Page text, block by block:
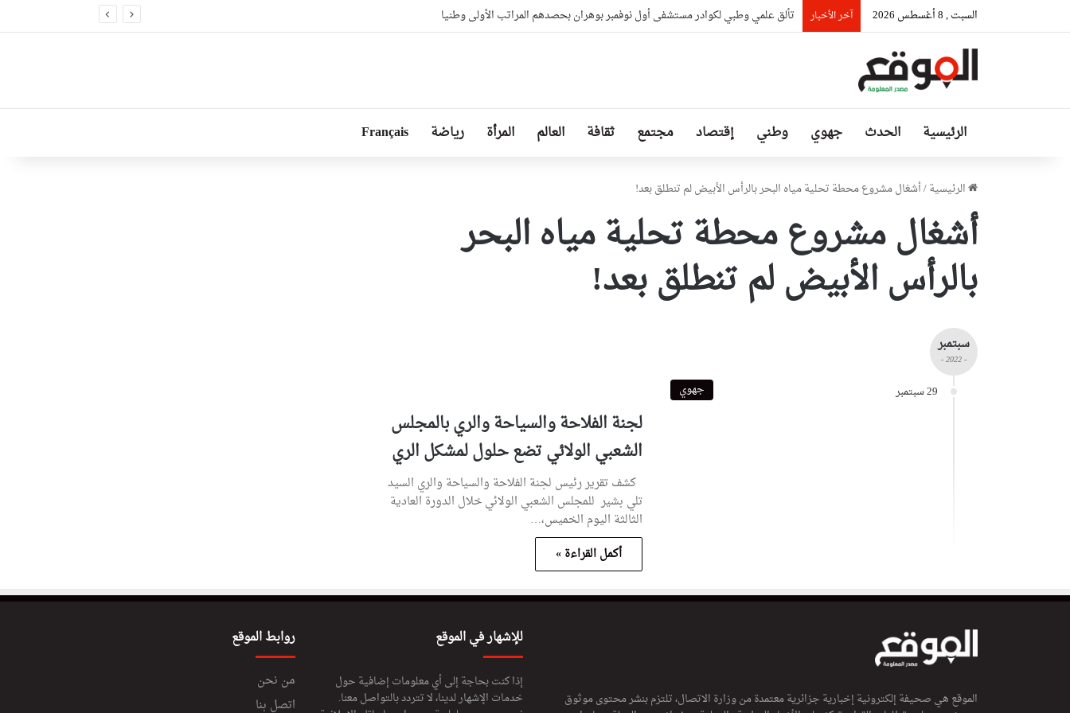
السبت , 8 أغسطس 2026 آخر الأخبار تألق علمي وطبي لكوادر مستشفى أول نوفمبر بوهران بحصدهم المراتب الأولى وطنيا
الرئيسية الحدث جهوي وطني إقتصاد مجتمع ثقافة العالم المرأة رياضة Français
الرئيسية/أشغال مشروع محطة تحلية مياه البحر بالرأس الأبيض لم تنطلق بعد!
أشغال مشروع محطة تحلية مياه البحر
بالرأس الأبيض لم تنطلق بعد!
سبتمبر
- 2022 -
29 سبتمبر جهوي
لجنة الفلاحة والسياحة والري بالمجلس
الشعبي الولائي تضع حلول لمشكل الري
كشف تقرير رئيس لجنة الفلاحة والسياحة والري السيد
تلي بشير للمجلس الشعبي الولائي خلال الدورة العادية
الثالثة اليوم الخميس،…
أكمل القراءة »
الموقع هي صحيفة إلكترونية إخبارية جزائرية معتمدة من وزارة الاتصال، تلتزم بنشر محتوى موثوق
للإشهار في الموقع
إذا كنت بحاجة إلى أي معلومات إضافية حول
خدمات الإشهار لدينا، لا تتردد بالتواصل معنا.
روابط الموقع
من نحن
اتصل بنا